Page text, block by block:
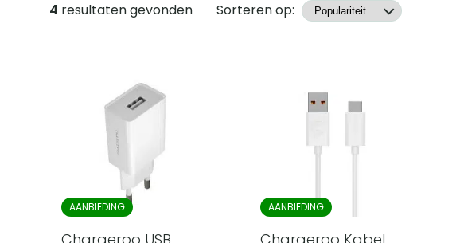
Producten
4 resultaten gevonden Sorteren op:
AANBIEDING AANBIEDING